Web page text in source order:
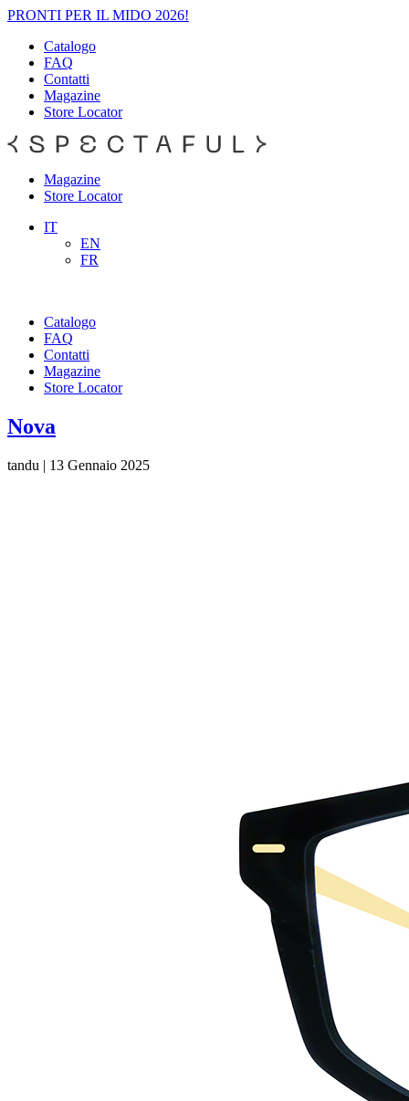
PRONTI PER IL MIDO 2026!
Catalogo
FAQ
Contatti
Magazine
Store Locator
Magazine
Store Locator
IT
EN
FR
Catalogo
FAQ
Contatti
Magazine
Store Locator
Nova
tandu | 13 Gennaio 2025